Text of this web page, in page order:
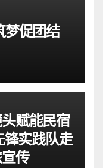
梦促团结
赋能民宿
实践队走
传